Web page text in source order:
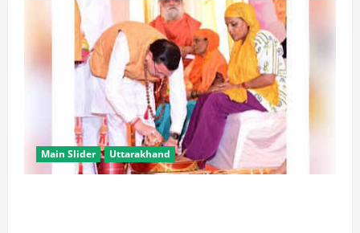
Main Slider Uttarakhand